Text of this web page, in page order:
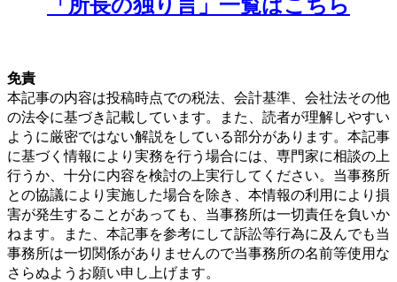
免責
本記事の内容は投稿時点での税法、会計基準、会社法その他
の法令に基づき記載しています。また、読者が理解しやすい
ように厳密ではない解説をしている部分があります。本記事
に基づく情報により実務を行う場合には、専門家に相談の上
行うか、十分に内容を検討の上実行してください。当事務所
との協議により実施した場合を除き、本情報の利用により損
害が発生することがあっても、当事務所は一切責任を負いか
ねます。また、本記事を参考にして訴訟等行為に及んでも当
事務所は一切関係がありませんので当事務所の名前等使用な
さらぬようお願い申し上げます。